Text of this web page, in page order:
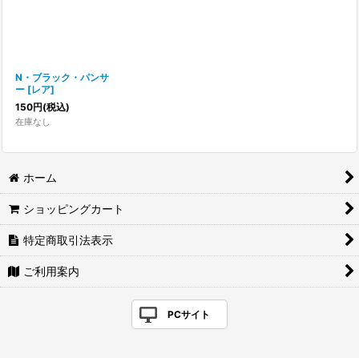
N・ブラック・パンサ
ー [レア]
150円(税込)
在庫なし
ホーム
ショッピングカート
特定商取引法表示
ご利用案内
PCサイト